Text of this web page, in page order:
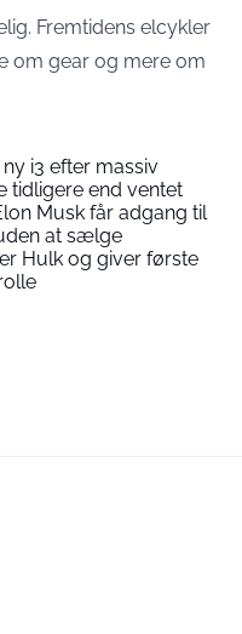
Fremtidens elcykler
om gear og mere om
i3 efter massiv
tidligere end ventet
Musk får adgang til
at sælge
Hulk og giver første